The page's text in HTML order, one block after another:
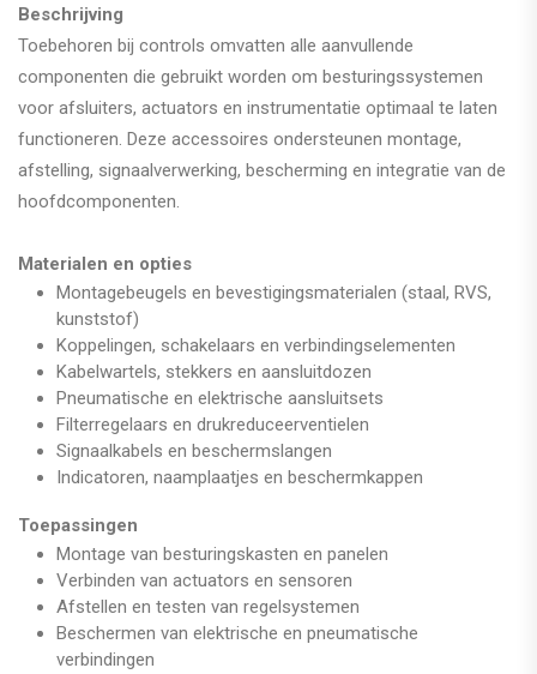
Beschrijving
Toebehoren bij controls omvatten alle aanvullende
componenten die gebruikt worden om besturingssystemen
voor afsluiters, actuators en instrumentatie optimaal te laten
functioneren. Deze accessoires ondersteunen montage,
afstelling, signaalverwerking, bescherming en integratie van de
hoofdcomponenten.
Materialen en opties
Montagebeugels en bevestigingsmaterialen (staal, RVS,
kunststof)
Koppelingen, schakelaars en verbindingselementen
Kabelwartels, stekkers en aansluitdozen
Pneumatische en elektrische aansluitsets
Filterregelaars en drukreduceerventielen
Signaalkabels en beschermslangen
Indicatoren, naamplaatjes en beschermkappen
Toepassingen
Montage van besturingskasten en panelen
Verbinden van actuators en sensoren
Afstellen en testen van regelsystemen
Beschermen van elektrische en pneumatische
verbindingen